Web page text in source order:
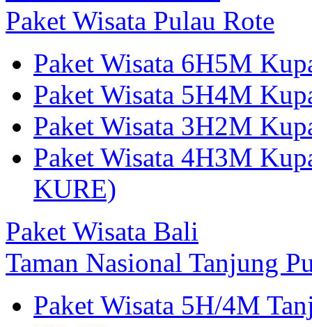
Paket Wisata Pulau Rote
Paket Wisata 6H5M
Paket Wisata 5H4M
Paket Wisata 3H2M
Paket Wisata 4H3M
KURE)
Paket Wisata Bali
Taman Nasional Tanjung
Paket Wisata 5H/4M